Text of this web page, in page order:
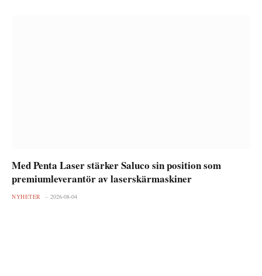
Med Penta Laser stärker Saluco sin position som
premiumleverantör av laserskärmaskiner
NYHETER 2026-08-04